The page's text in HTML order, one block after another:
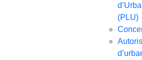
(PLU)